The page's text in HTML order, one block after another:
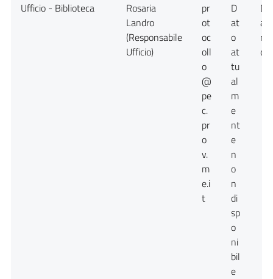
Ufficio - Biblioteca
Rosaria
Landro
(Responsabile
Ufficio)
pr
ot
oc
oll
o
@
pe
c.
pr
o
v.
m
e.i
t
D
at
o
at
tu
al
m
e
nt
e
n
o
n
di
sp
o
ni
bil
e